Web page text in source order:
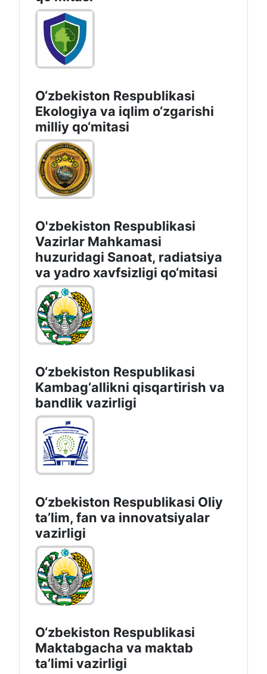
O‘zbekiston Respublikasi
Ekologiya va iqlim o‘zgarishi
milliy qo‘mitasi
O'zbekiston Respublikasi
Vazirlar Mahkamasi
huzuridagi Sanoat, radiatsiya
va yadro xavfsizligi qo‘mitasi
O‘zbekiston Respublikasi
Kambag‘allikni qisqartirish va
bandlik vazirligi
O‘zbekiston Respublikasi Oliy
taʼlim, fan va innovatsiyalar
vazirligi
O‘zbekiston Respublikasi
Maktabgacha va maktab
taʼlimi vazirligi